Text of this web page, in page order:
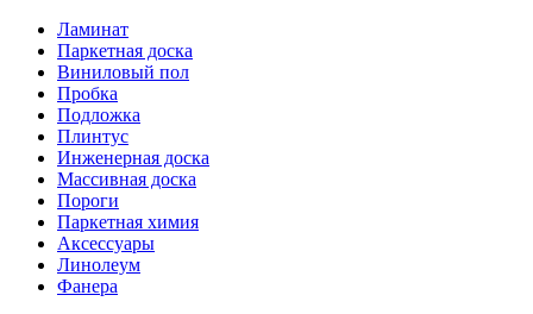
Ламинат
Паркетная доска
Виниловый пол
Пробка
Подложка
Плинтус
Инженерная доска
Массивная доска
Пороги
Паркетная химия
Аксессуары
Линолеум
Фанера